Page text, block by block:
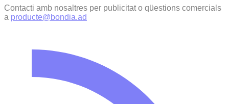
Contacti amb nosaltres per publicitat o qüestions comercials
a producte@bondia.ad